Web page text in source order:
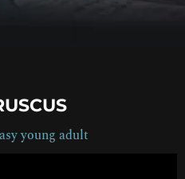
young adult